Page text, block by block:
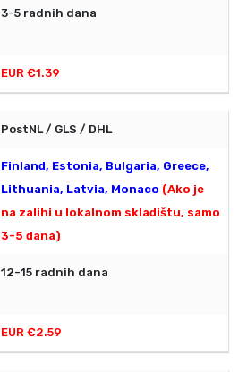
3-5 radnih dana
EUR €1.39
PostNL / GLS / DHL
Finland, Estonia, Bulgaria, Greece,
Lithuania, Latvia, Monaco (Ako je
na zalihi u lokalnom skladištu, samo
3-5 dana)
12-15 radnih dana
EUR €2.59